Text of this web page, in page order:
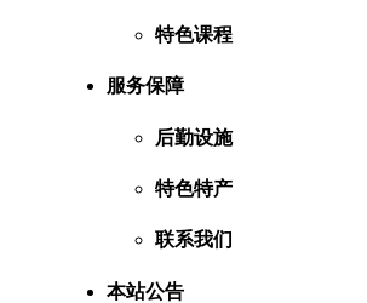
特色课程
服务保障
后勤设施
特色特产
联系我们
本站公告